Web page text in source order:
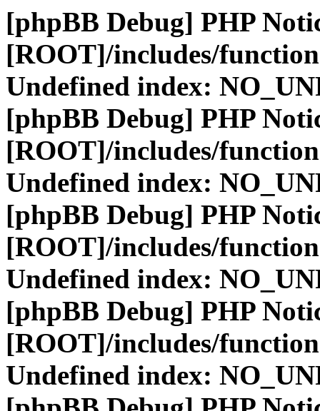
[phpBB Debug] PHP
[ROOT]/includes/
Undefined index:
[phpBB Debug] PHP
[ROOT]/includes/
Undefined index:
[phpBB Debug] PHP
[ROOT]/includes/
Undefined index:
[phpBB Debug] PHP
[ROOT]/includes/
Undefined index: